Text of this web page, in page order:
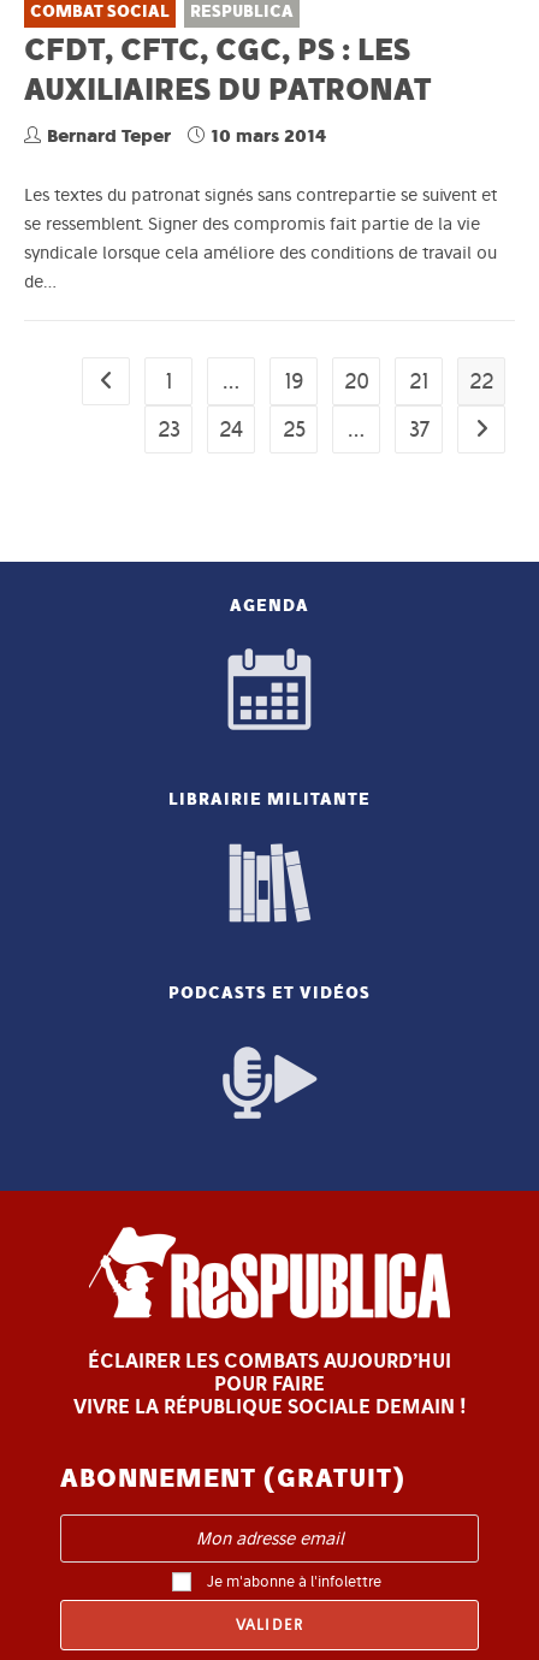
COMBAT SOCIAL RESPUBLICA
CFDT, CFTC, CGC, PS : LES
AUXILIAIRES DU PATRONAT
Bernard Teper 10 mars 2014
Les textes du patronat signés sans contrepartie se suivent et
se ressemblent. Signer des compromis fait partie de la vie
syndicale lorsque cela améliore des conditions de travail ou
de…
Go to the previous page
1 … 19 20 21
22
23
24 25 … 37 Aller à
AGENDA
LIBRAIRIE MILITANTE
PODCASTS ET VIDÉOS
ÉCLAIRER LES COMBATS AUJOURD’HUI
POUR FAIRE
VIVRE LA RÉPUBLIQUE SOCIALE DEMAIN !
ABONNEMENT (GRATUIT)
Je m'abonne à l'infolettre